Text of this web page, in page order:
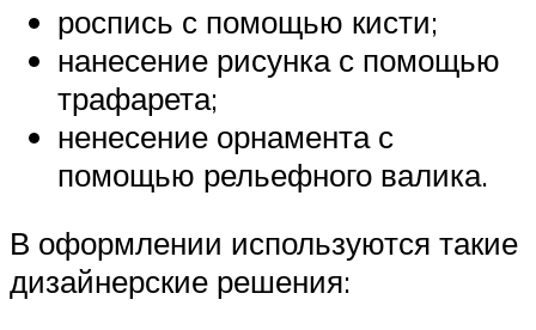
роспись с помощью кисти;
нанесение рисунка с помощью
трафарета;
ненесение орнамента с
помощью рельефного валика.
В оформлении используются такие
дизайнерские решения: